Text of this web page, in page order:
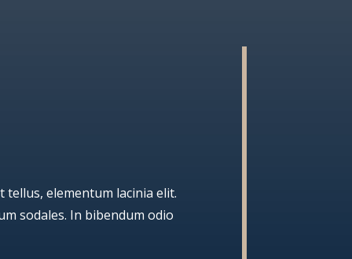
elementum lacinia elit.
sodales. In bibendum odio